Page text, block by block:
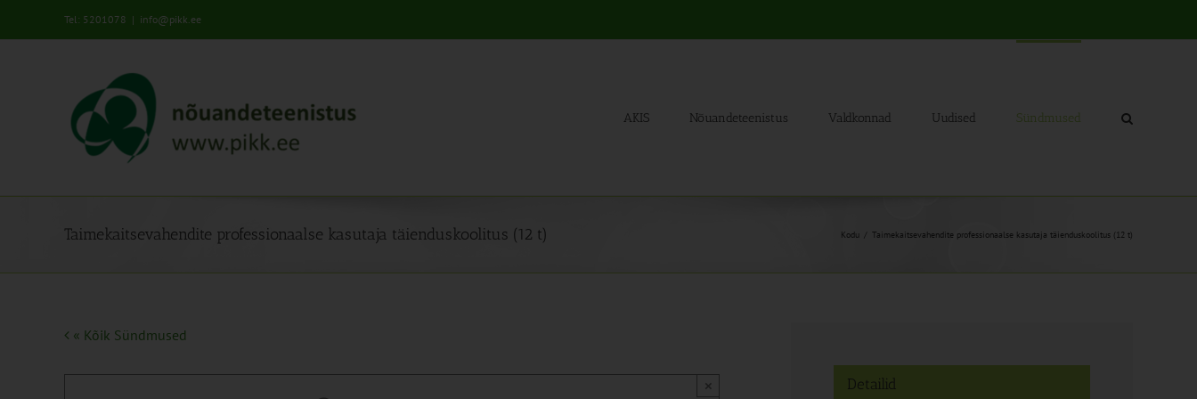
Tel: 5201078 | info@pikk.ee
AKIS Nõuandeteenistus Valdkonnad Uudised Sündmused
Taimekaitsevahendite professionaalse kasutaja täienduskoolitus (12 t) Kodu Taimekaitsevahendite professionaalse kasutaja täienduskoolitus (12 t)
« Kõik Sündmused
× Detailid